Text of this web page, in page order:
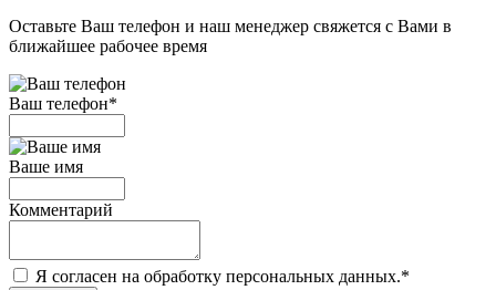
Оставьте Ваш телефон и наш менеджер свяжется с Вами в
ближайшее рабочее время
Ваш телефон*
Ваше имя
Комментарий
Я согласен на обработку персональных данных.*